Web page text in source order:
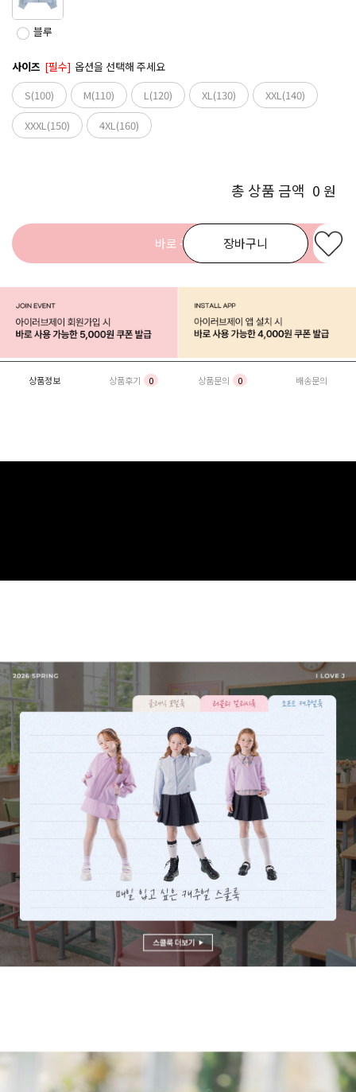
블루
사이즈 [필수] 옵션을 선택해 주세요
S(100)
M(110) L(120) XL(130)
XXL(140)
XXXL(150)
4XL(160)
총 상품 금액 0 원
장바구니
바로 구매
상품정보 상품후기 0 상품문의 0 배송문의